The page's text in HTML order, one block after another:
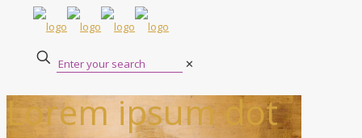
✕
Lorem ipsum dot